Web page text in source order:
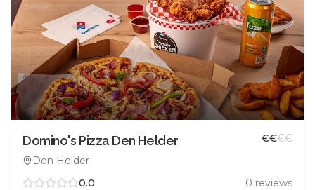
Domino's Pizza Den Helder
Den Helder
€€€€
0.0 0 reviews